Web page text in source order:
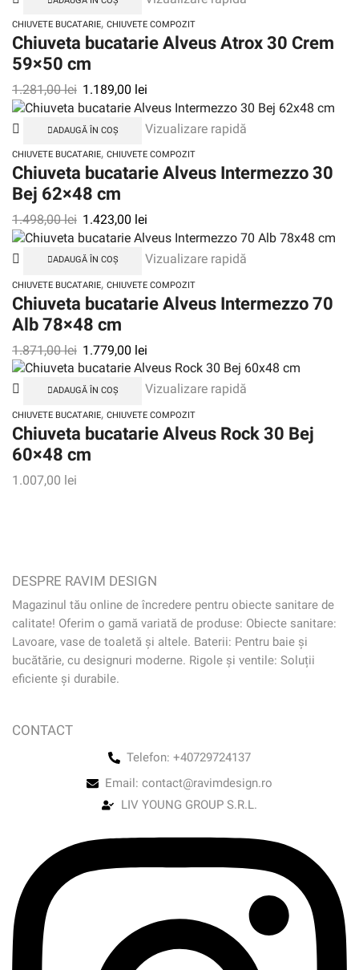
CHIUVETE BUCATARIE, CHIUVETE COMPOZIT
Chiuveta bucatarie Alveus Atrox 30 Crem
59×50 cm
1.281,00lei 1.189,00 lei
ADAUGĂ ÎN COȘ Vizualizare rapidă
CHIUVETE BUCATARIE, CHIUVETE COMPOZIT
Chiuveta bucatarie Alveus Intermezzo 30
Bej 62×48 cm
1.498,00lei 1.423,00 lei
ADAUGĂ ÎN COȘ Vizualizare rapidă
CHIUVETE BUCATARIE, CHIUVETE COMPOZIT
Chiuveta bucatarie Alveus Intermezzo 70
Alb 78×48 cm
1.871,00lei 1.779,00 lei
ADAUGĂ ÎN COȘ Vizualizare rapidă
CHIUVETE BUCATARIE, CHIUVETE COMPOZIT
Chiuveta bucatarie Alveus Rock 30 Bej
60×48 cm
1.007,00 lei
DESPRE RAVIM DESIGN
Magazinul tău online de încredere pentru obiecte sanitare de
calitate! Oferim o gamă variată de produse: Obiecte sanitare:
Lavoare, vase de toaletă și altele. Baterii: Pentru baie și
bucătărie, cu designuri moderne. Rigole și ventile: Soluții
eficiente și durabile.
CONTACT
Telefon: +40729724137
Email: contact@ravimdesign.ro
LIV YOUNG GROUP S.R.L.